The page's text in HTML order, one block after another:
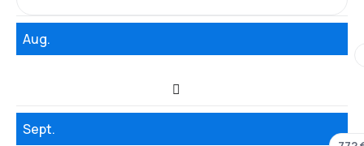
Aug.
Sept.